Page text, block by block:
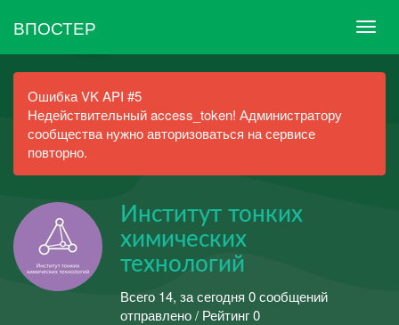
ВПОСТЕР
Ошибка VK API #5
Недействительный access_token! Администратору
сообщества нужно авторизоваться на сервисе
повторно.
Институт тонких
химических
технологий
Всего 14, за сегодня 0 сообщений
отправлено / Рейтинг 0